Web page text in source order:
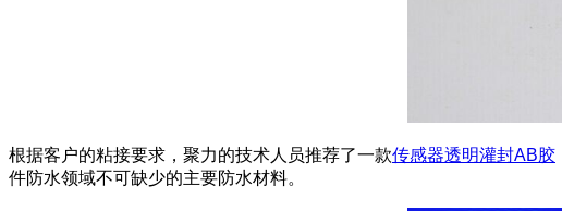
根据客户的粘接要求，聚力的技术人员推荐了一款传感器透明灌封AB胶
件防水领域不可缺少的主要防水材料。